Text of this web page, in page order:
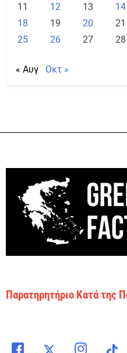
11
12 13 14
18
19 20 21
25
26 27 28
« Αυγ Οκτ »
Παρατηρητήριο Κατά της